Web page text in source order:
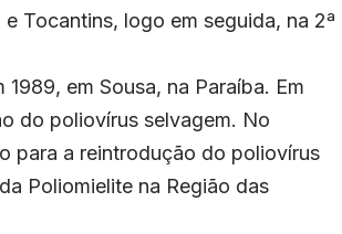
Tocantins, logo em seguida, na 2ª
em Sousa, na Paraíba. Em
do poliovírus selvagem. No
para a reintrodução do poliovírus
Poliomielite na Região das